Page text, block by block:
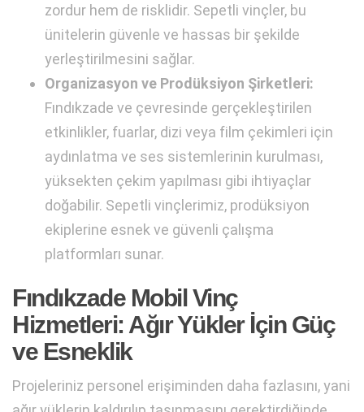
zordur hem de risklidir. Sepetli vinçler, bu
ünitelerin güvenle ve hassas bir şekilde
yerleştirilmesini sağlar.
Organizasyon ve Prodüksiyon Şirketleri:
Fındıkzade ve çevresinde gerçekleştirilen
etkinlikler, fuarlar, dizi veya film çekimleri için
aydınlatma ve ses sistemlerinin kurulması,
yüksekten çekim yapılması gibi ihtiyaçlar
doğabilir. Sepetli vinçlerimiz, prodüksiyon
ekiplerine esnek ve güvenli çalışma
platformları sunar.
Fındıkzade Mobil Vinç
Hizmetleri: Ağır Yükler İçin Güç
ve Esneklik
Projeleriniz personel erişiminden daha fazlasını, yani